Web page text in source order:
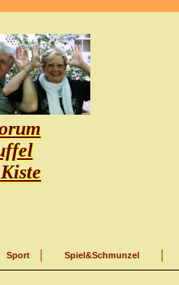
Sport Spiel&Schmunzel